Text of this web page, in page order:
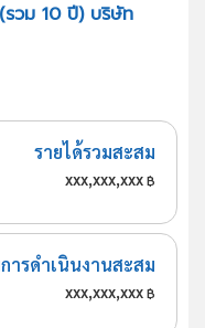
วม 10 ปี) บริษัท
รายได้รวมสะสม
xxx,xxx,xxx฿
ารดำเนินงานสะสม
xxx,xxx,xxx฿